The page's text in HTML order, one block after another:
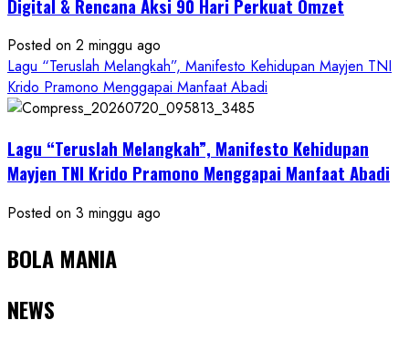
Digital & Rencana Aksi 90 Hari Perkuat Omzet
Posted on 2 minggu ago
Lagu “Teruslah Melangkah”, Manifesto Kehidupan Mayjen TNI
Krido Pramono Menggapai Manfaat Abadi
Lagu “Teruslah Melangkah”, Manifesto Kehidupan
Mayjen TNI Krido Pramono Menggapai Manfaat Abadi
Posted on 3 minggu ago
BOLA MANIA
NEWS